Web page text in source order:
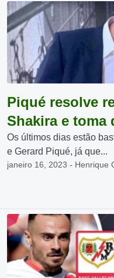
Piqué resolve
Shakira e toma
Os últimos dias estão
e Gerard Piqué, já que...
janeiro 16, 2023 - Henrique